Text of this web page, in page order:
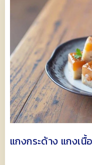
แกงกระด้าง แกงเ